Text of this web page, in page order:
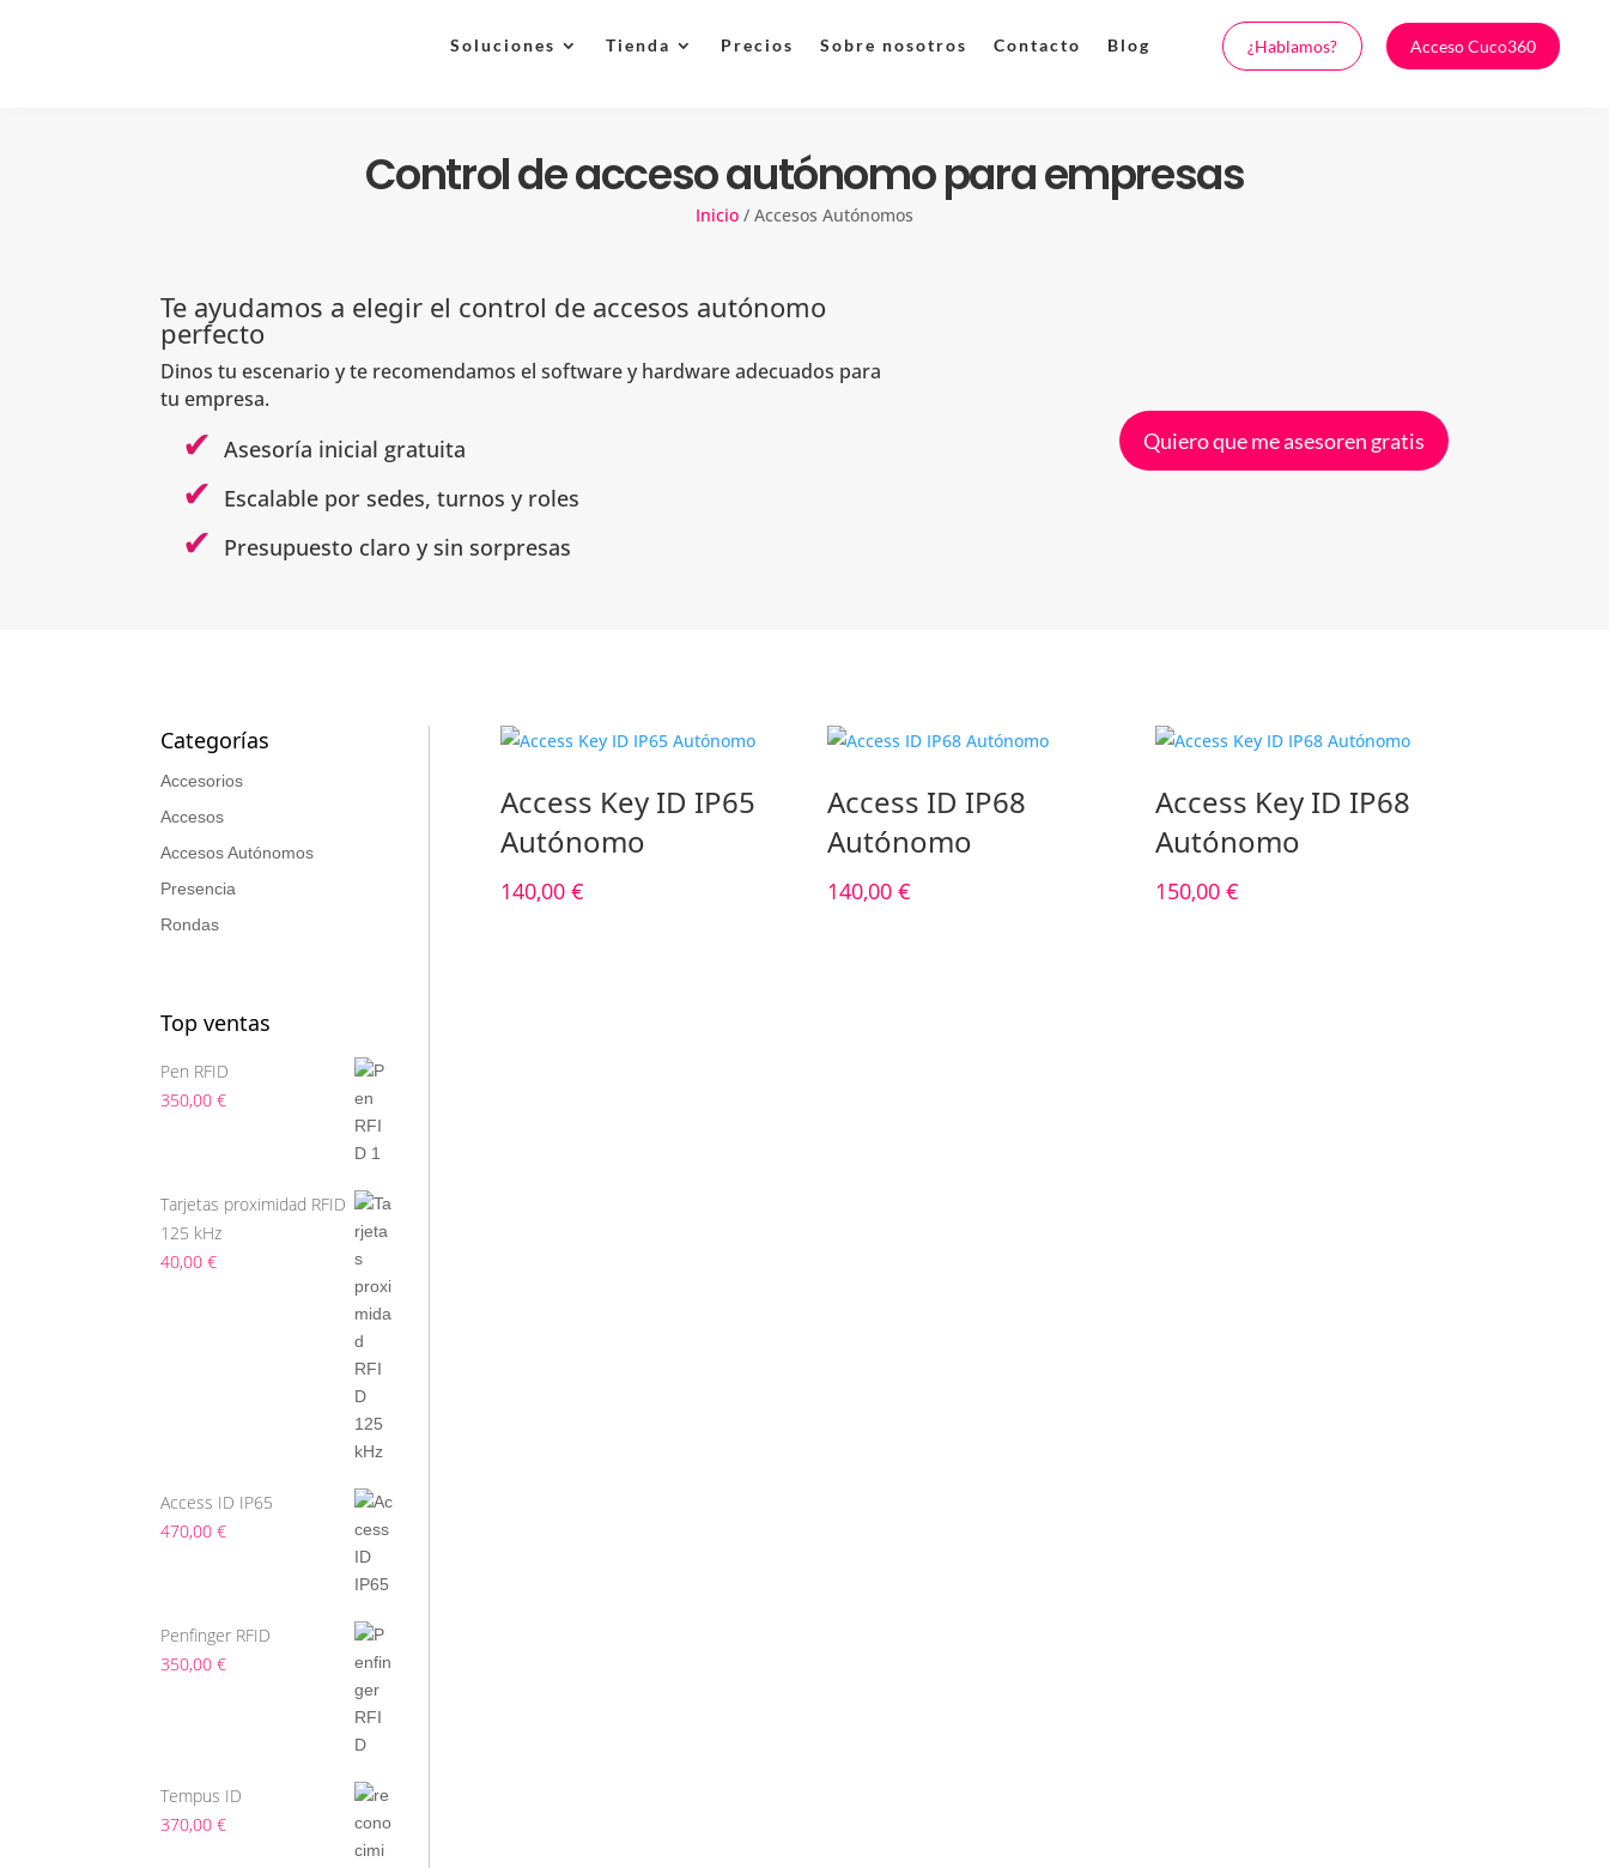
Soluciones Tienda Precios Sobre nosotros Contacto Blog ¿Hablamos? Acceso Cuco360
Control de acceso autónomo para empresas
Inicio / Accesos Autónomos
Te ayudamos a elegir el control de accesos autónomo
perfecto
Dinos tu escenario y te recomendamos el software y hardware adecuados para
tu empresa.
Asesoría inicial gratuita
Escalable por sedes, turnos y roles
Presupuesto claro y sin sorpresas
Quiero que me asesoren gratis
Categorías
Accesorios
Accesos
Accesos Autónomos
Presencia
Rondas
Top ventas
Pen RFID
350,00€
Tarjetas proximidad RFID
125 kHz
40,00€
Access ID IP65
470,00€
Penfinger RFID
350,00€
Tempus ID
370,00€
Access Key ID IP65
Autónomo
140,00 €
Access ID IP68
Autónomo
140,00€
Access Key ID IP68
Autónomo
150,00 €